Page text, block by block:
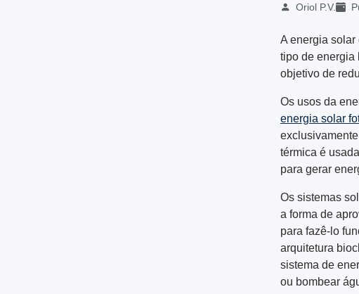
Oriol P.V.
A energia solar
tipo de energia
objetivo de
Os usos da
energia solar
térmica é
para gerar
Os sistemas
a forma de
para fazê-lo
arquitetura
sistema de
ou bombear